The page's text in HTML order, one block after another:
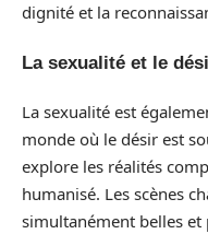
dignité et la
La sexualité et le
La sexualité est
monde où le désir est
explore les réalités
humanisé. Les scènes
simultanément belles